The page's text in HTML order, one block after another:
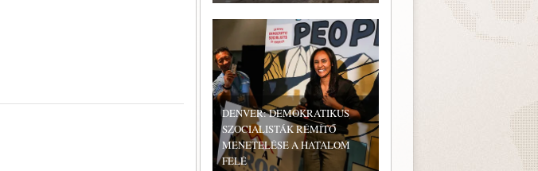
DENVER: DEMOKRATIKUS
SZOCIALISTÁK RÉMÍTŐ
MENETELÉSE A HATALOM
FELÉ